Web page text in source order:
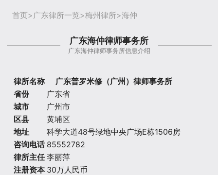
首页> 广东律所一览>梅州律所>海仲
广东海仲律师事务所
广东海仲律师事务所信息介绍
律所名称
广东普罗米修（广州）律师事务所
省份
广东省
城市
广州市
区县
黄埔区
地址
科学大道48号绿地中央广场E栋1506房
咨询电话 85552782
律所主任 李丽萍
注册资本 30万人民币